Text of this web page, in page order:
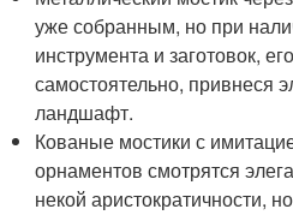
уже собранным, но при
инструмента и заготовок,
самостоятельно, привнеся
ландшафт.
Кованые мостики с
орнаментов смотрятся
некой аристократичности,